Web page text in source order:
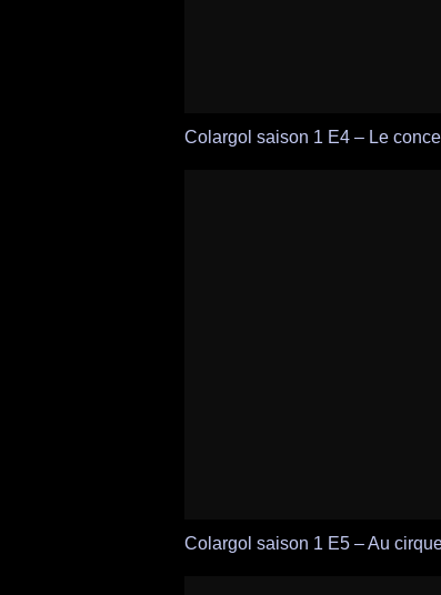
Colargol saison 1 E4 – Le
Colargol saison 1 E5 – Au